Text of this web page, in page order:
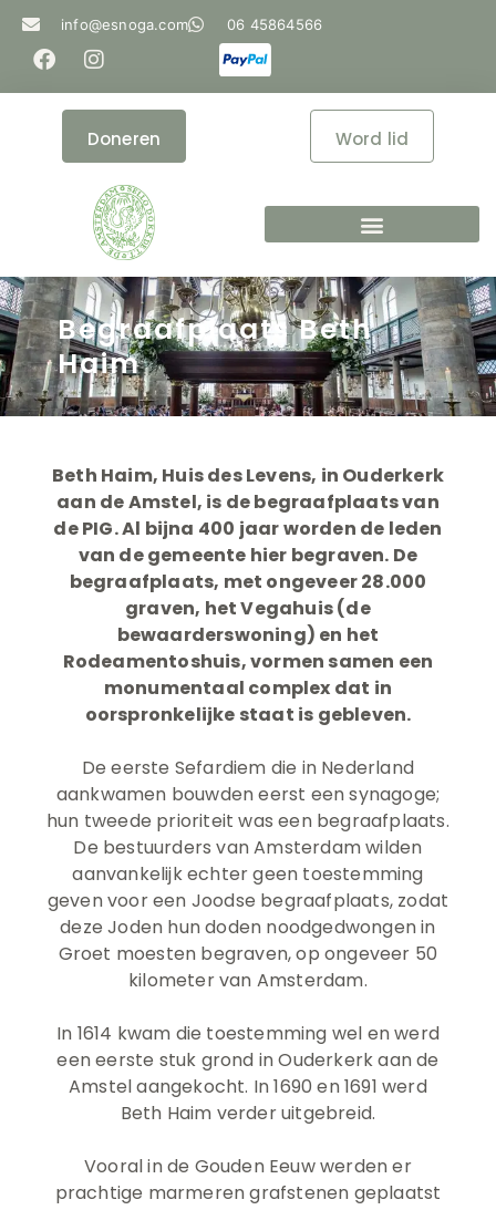
info@esnoga.com 06 45864566
Word lid
Doneren
Begraafplaats Beth
Haim
Beth Haim, Huis des Levens, in Ouderkerk
aan de Amstel, is de begraafplaats van
de PIG. Al bijna 400 jaar worden de leden
van de gemeente hier begraven. De
begraafplaats, met ongeveer 28.000
graven, het Vegahuis (de
bewaarderswoning) en het
Rodeamentoshuis, vormen samen een
monumentaal complex dat in
oorspronkelijke staat is gebleven.
De eerste Sefardiem die in Nederland
aankwamen bouwden eerst een synagoge;
hun tweede prioriteit was een begraafplaats.
De bestuurders van Amsterdam wilden
aanvankelijk echter geen toestemming
geven voor een Joodse begraafplaats, zodat
deze Joden hun doden noodgedwongen in
Groet moesten begraven, op ongeveer 50
kilometer van Amsterdam.
In 1614 kwam die toestemming wel en werd
een eerste stuk grond in Ouderkerk aan de
Amstel aangekocht. In 1690 en 1691 werd
Beth Haim verder uitgebreid.
Vooral in de Gouden Eeuw werden er
prachtige marmeren grafstenen geplaatst